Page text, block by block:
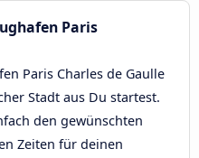
Paris
Paris Charles de Gaulle
Stadt aus Du startest.
den gewünschten
Zeiten für deinen